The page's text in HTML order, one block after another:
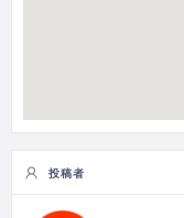
投稿者